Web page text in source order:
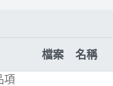
檔案 名稱
項